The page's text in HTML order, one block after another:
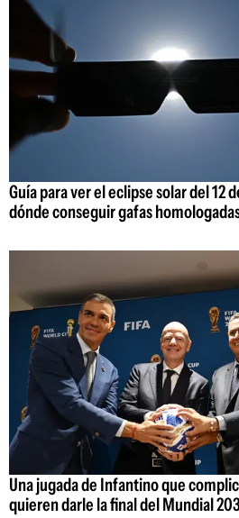
Guía para ver el eclipse solar del 12
dónde conseguir gafas
Una jugada de Infantino que
quieren darle la final del Mundial